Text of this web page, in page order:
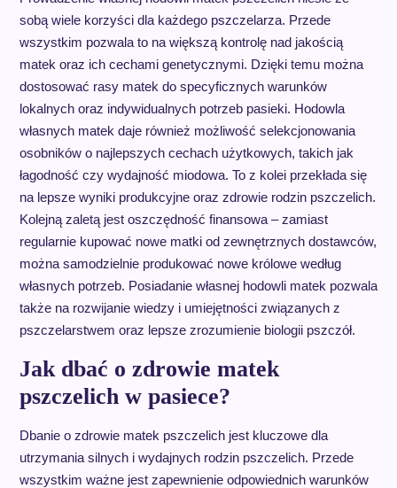
sobą wiele korzyści dla każdego pszczelarza. Przede
wszystkim pozwala to na większą kontrolę nad jakością
matek oraz ich cechami genetycznymi. Dzięki temu można
dostosować rasy matek do specyficznych warunków
lokalnych oraz indywidualnych potrzeb pasieki. Hodowla
własnych matek daje również możliwość selekcjonowania
osobników o najlepszych cechach użytkowych, takich jak
łagodność czy wydajność miodowa. To z kolei przekłada się
na lepsze wyniki produkcyjne oraz zdrowie rodzin pszczelich.
Kolejną zaletą jest oszczędność finansowa – zamiast
regularnie kupować nowe matki od zewnętrznych dostawców,
można samodzielnie produkować nowe królowe według
własnych potrzeb. Posiadanie własnej hodowli matek pozwala
także na rozwijanie wiedzy i umiejętności związanych z
pszczelarstwem oraz lepsze zrozumienie biologii pszczół.
Jak dbać o zdrowie matek
pszczelich w pasiece?
Dbanie o zdrowie matek pszczelich jest kluczowe dla
utrzymania silnych i wydajnych rodzin pszczelich. Przede
wszystkim ważne jest zapewnienie odpowiednich warunków